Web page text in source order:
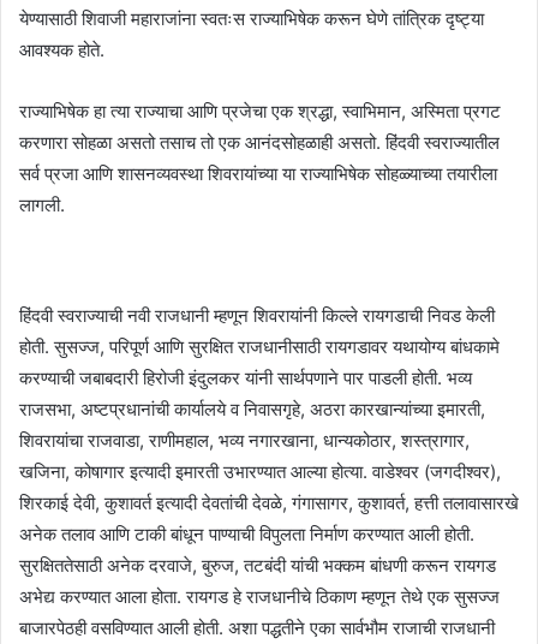
येण्यासाठी शिवाजी महाराजांना स्वतःस राज्याभिषेक करून घेणे तांत्रिक दृष्ट्या
आवश्यक होते.
राज्याभिषेक हा त्या राज्याचा आणि प्रजेचा एक श्रद्धा, स्वाभिमान, अस्मिता प्रगट
करणारा सोहळा असतो तसाच तो एक आनंदसोहळाही असतो. हिंदवी स्वराज्यातील
सर्व प्रजा आणि शासनव्यवस्था शिवरायांच्या या राज्याभिषेक सोहळ्याच्या तयारीला
लागली.
हिंदवी स्वराज्याची नवी राजधानी म्हणून शिवरायांनी किल्ले रायगडाची निवड केली
होती. सुसज्ज, परिपूर्ण आणि सुरक्षित राजधानीसाठी रायगडावर यथायोग्य बांधकामे
करण्याची जबाबदारी हिरोजी इंदुलकर यांनी सार्थपणाने पार पाडली होती. भव्य
राजसभा, अष्टप्रधानांची कार्यालये व निवासगृहे, अठरा कारखान्यांच्या इमारती,
शिवरायांचा राजवाडा, राणीमहाल, भव्य नगारखाना, धान्यकोठार, शस्त्रागार,
खजिना, कोषागार इत्यादी इमारती उभारण्यात आल्या होत्या. वाडेश्वर (जगदीश्वर),
शिरकाई देवी, कुशावर्त इत्यादी देवतांची देवळे, गंगासागर, कुशावर्त, हत्ती तलावासारखे
अनेक तलाव आणि टाकी बांधून पाण्याची विपुलता निर्माण करण्यात आली होती.
सुरक्षिततेसाठी अनेक दरवाजे, बुरुज, तटबंदी यांची भक्कम बांधणी करून रायगड
अभेद्य करण्यात आला होता. रायगड हे राजधानीचे ठिकाण म्हणून तेथे एक सुसज्ज
बाजारपेठही वसविण्यात आली होती. अशा पद्धतीने एका सार्वभौम राजाची राजधानी